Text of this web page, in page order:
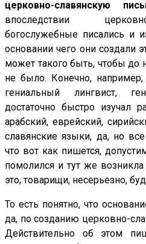
церковно-славянскую
впоследствии
богослужебные писались и
основании чего они создали
может такого быть, чтобы до
не было. Конечно,
гениальный лингвист,
достаточно быстро изучал
арабский, еврейский,
славянские языки, да, но
что вот как пишется,
помолился и тут же возникла
это, товарищи, несерьезно,
То есть понятно, что
да, по созданию церковно-
Действительно об этом